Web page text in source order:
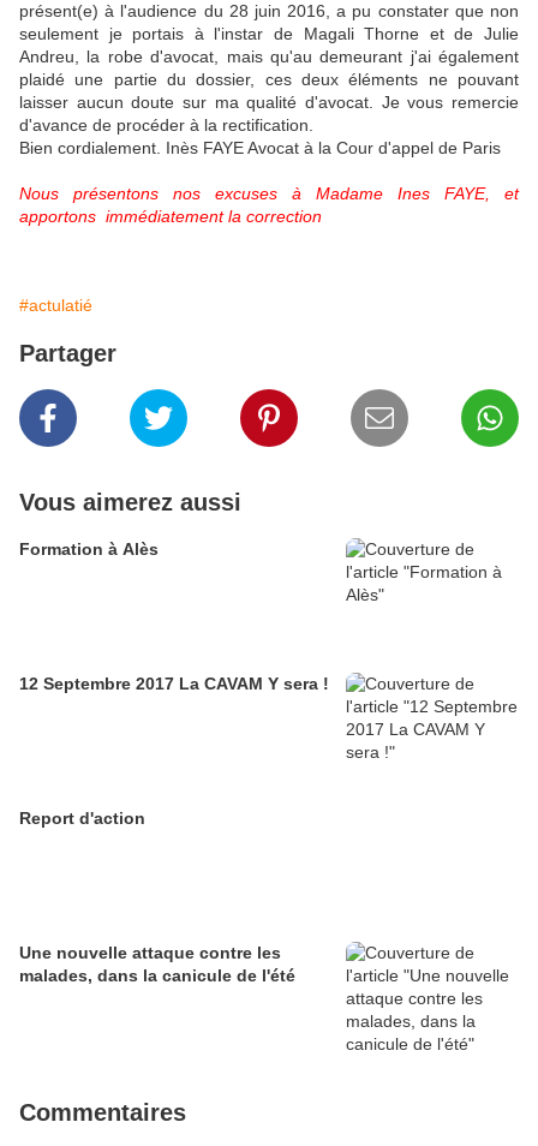
présent(e) à l'audience du 28 juin 2016, a pu constater que non
seulement je portais à l'instar de Magali Thorne et de Julie
Andreu, la robe d'avocat, mais qu'au demeurant j'ai également
plaidé une partie du dossier, ces deux éléments ne pouvant
laisser aucun doute sur ma qualité d'avocat. Je vous remercie
d'avance de procéder à la rectification.
Bien cordialement. Inès FAYE Avocat à la Cour d'appel de Paris
Nous présentons nos excuses à Madame Ines FAYE, et
apportons immédiatement la correction
#actulatié
Partager
Vous aimerez aussi
Formation à Alès
12 Septembre 2017 La CAVAM Y sera !
Report d'action
Une nouvelle attaque contre les
malades, dans la canicule de l'été
Commentaires